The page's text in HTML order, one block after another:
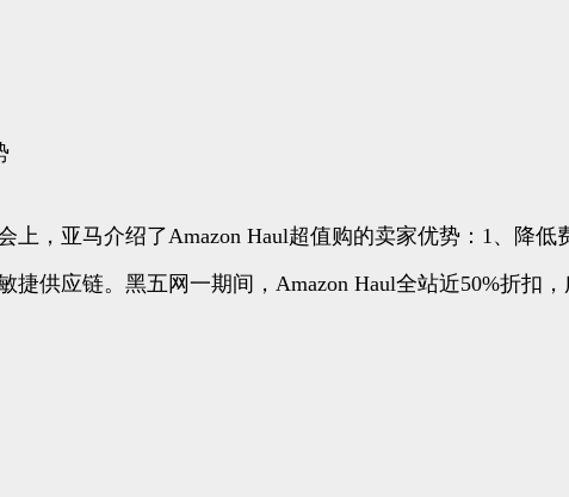
上，亚马介绍了Amazon Haul超值购的卖家优势：1、降
捷供应链。黑五网一期间，Amazon Haul全站近50%折扣，